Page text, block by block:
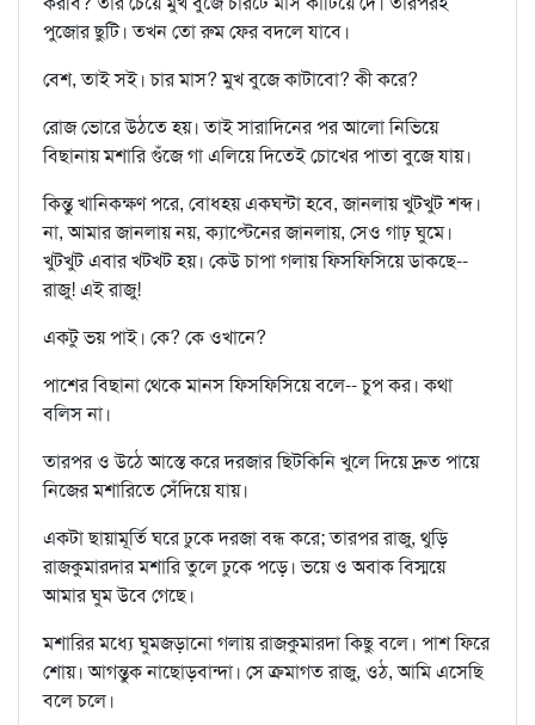
পুজোর ছুটি। তখন তো রুম ফের বদলে যাবে।
বেশ, তাই সই। চার মাস? মুখ বুজে কাটাবো? কী করে?
রোজ ভোরে উঠতে হয়। তাই সারাদিনের পর আলো নিভিয়ে
বিছানায় মশারি গুঁজে গা এলিয়ে দিতেই চোখের পাতা বুজে যায়।
কিন্তু খানিকক্ষণ পরে, বোধহয় একঘন্টা হবে, জানলায় খুটখুট শব্দ।
না, আমার জানলায় নয়, ক্যাপ্টেনের জানলায়, সেও গাঢ় ঘুমে।
খুটখুট এবার খটখট হয়। কেউ চাপা গলায় ফিসফিসিয়ে ডাকছে--
রাজু! এই রাজু!
একটু ভয় পাই। কে? কে ওখানে?
পাশের বিছানা থেকে মানস ফিসফিসিয়ে বলে-- চুপ কর। কথা
বলিস না।
তারপর ও উঠে আস্তে করে দরজার ছিটকিনি খুলে দিয়ে দ্রুত পায়ে
নিজের মশারিতে সেঁদিয়ে যায়।
একটা ছায়ামূর্তি ঘরে ঢুকে দরজা বন্ধ করে; তারপর রাজু, থুড়ি
রাজকুমারদার মশারি তুলে ঢুকে পড়ে। ভয়ে ও অবাক বিস্ময়ে
আমার ঘুম উবে গেছে।
মশারির মধ্যে ঘুমজড়ানো গলায় রাজকুমারদা কিছু বলে। পাশ ফিরে
শোয়। আগন্তুক নাছোড়বান্দা। সে ক্রমাগত রাজু, ওঠ, আমি এসেছি
বলে চলে।